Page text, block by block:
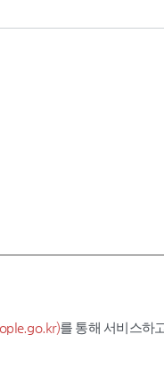
를 통해 서비스하